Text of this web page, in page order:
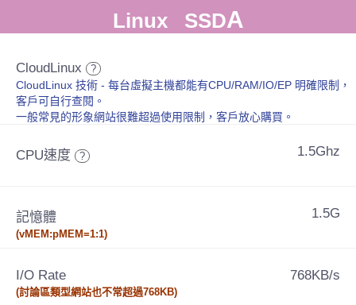
Linux SSDA
CloudLinux ?
CloudLinux 技術 - 每台虛擬主機都能有CPU/RAM/IO/EP 明確限制，
客戶可自行查閱。
一般常見的形象網站很難超過使用限制，客戶放心購買。
CPU速度 ? 1.5Ghz
記憶體
(vMEM:pMEM=1:1)
1.5G
I/O Rate
(討論區類型網站也不常超過768KB)
768KB/s